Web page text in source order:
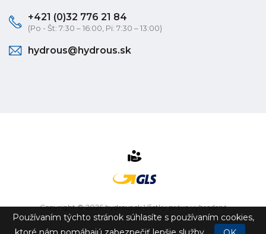
+421 (0)32 776 21 84
(Po - Št: 7:30 – 16:00, Pi: 7:30 – 13:00)
hydrous@hydrous.sk
Copyright © 2026 hydrous.sk Všetky práva vyhradené
eshop na mieruvytvorilovibration.sk
Používaním týchto stránok súhlasíte s používaním cookies,